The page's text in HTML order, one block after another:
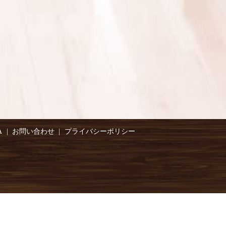
お問い合わせ プライバシーポリシー